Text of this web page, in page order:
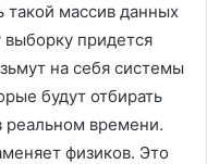
такой массив данных
придется
на себя системы
будут отбирать
реальном времени.
физиков. Это